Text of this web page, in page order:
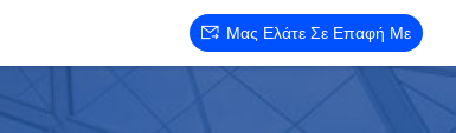
Μας Ελάτε Σε Επαφή Με